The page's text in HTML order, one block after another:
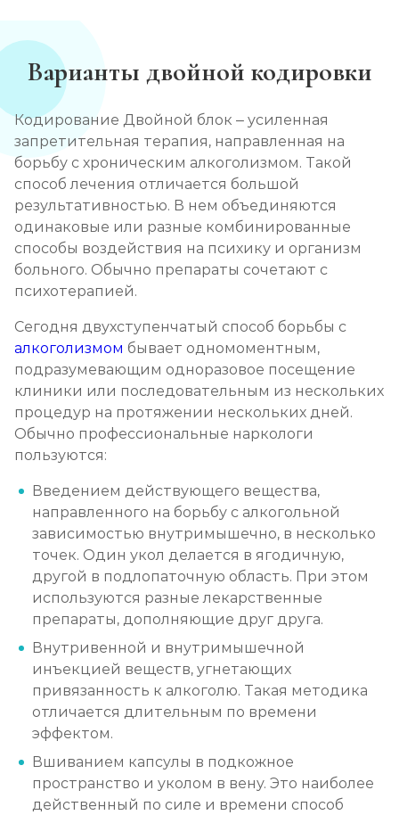
Кодирование Аквилонгом
от 2 850 ₽ Записаться
Кодирование Алгоминалом
от 2 500 ₽ Записаться
Кодирование препаратом Тетлонг 250
от 3 200 ₽ Записаться
Кодирование Колме
Записаться
Кодирование с провокацией
от 3 200 ₽ Записаться
Кодирование СИТ
Кодирование тройной блок
от 5 700 ₽ Записаться
Химический блок от алкоголизма
Записаться
от 3 600 ₽ Записаться
Раскодирование от алкоголизма
от 1 800 ₽ Записаться
Варианты двойной кодировки
Кодирование Двойной блок – усиленная
запретительная терапия, направленная на
борьбу с хроническим алкоголизмом. Такой
способ лечения отличается большой
результативностью. В нем объединяются
одинаковые или разные комбинированные
способы воздействия на психику и организм
больного. Обычно препараты сочетают с
психотерапией.
Сегодня двухступенчатый способ борьбы с
алкоголизмом бывает одномоментным,
подразумевающим одноразовое посещение
клиники или последовательным из нескольких
процедур на протяжении нескольких дней.
Обычно профессиональные наркологи
пользуются:
Введением действующего вещества,
направленного на борьбу с алкогольной
зависимостью внутримышечно, в несколько
точек. Один укол делается в ягодичную,
другой в подлопаточную область. При этом
используются разные лекарственные
препараты, дополняющие друг друга.
Внутривенной и внутримышечной
инъекцией веществ, угнетающих
привязанность к алкоголю. Такая методика
отличается длительным по времени
эффектом.
Вшиванием капсулы в подкожное
пространство и уколом в вену. Это наиболее
действенный по силе и времени способ